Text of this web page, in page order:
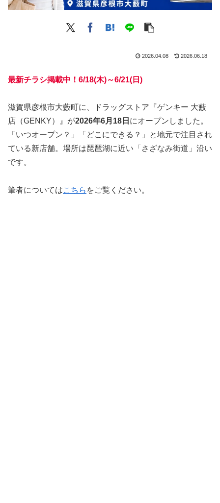
2026.04.08 2026.06.18
最新チラシ掲載中！6/18(木)～6/21(日)
滋賀県彦根市大藪町に、ドラッグストア『ゲンキー 大藪
店（GENKY）』が2026年6月18日 にオープンしました。
「いつオープン？」「どこにできる？」と地元で注目され
ている新店舗。場所は琵琶湖に近い「さざなみ街道」沿い
です。
筆者についてはこちら をご覧ください。